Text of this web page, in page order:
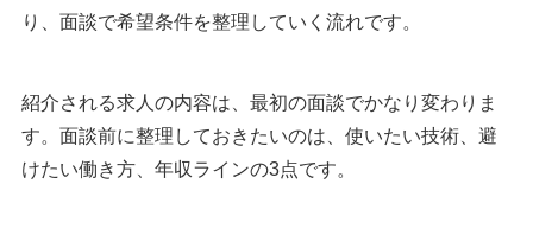
り、面談で希望条件を整理していく流れです。
紹介される求人の内容は、最初の面談でかなり変わりま
す。面談前に整理しておきたいのは、使いたい技術、避
けたい働き方、年収ラインの3点です。